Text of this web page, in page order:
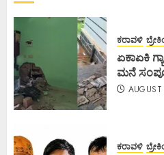
ಕರಾವಳಿ
ಏಕಾಏಕಿ
ಮನೆ
ಕರಾವಳಿ